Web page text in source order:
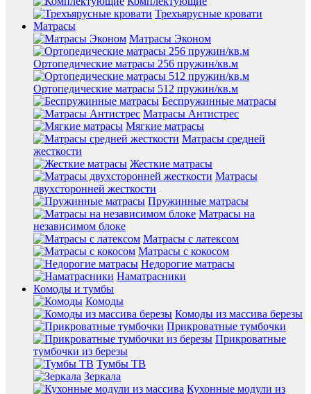
Трехъярусные кровати
Матрасы
Матрасы Эконом
Ортопедические матрасы 256 пружин/кв.м
Ортопедические матрасы 512 пружин/кв.м
Беспружинные матрасы
Матрасы Антистрес
Мягкие матрасы
Матрасы средней
жесткости
Жесткие матрасы
Матрасы
двухсторонней жесткости
Пружинные матрасы
Матрасы на
независимом блоке
Матрасы с латексом
Матрасы с кокосом
Недорогие матрасы
Наматрасники
Комоды и тумбы
Комоды
Комоды из массива березы
Прикроватные тумбочки
Прикроватные
тумбочки из березы
Тумбы ТВ
Зеркала
Кухонные модули из